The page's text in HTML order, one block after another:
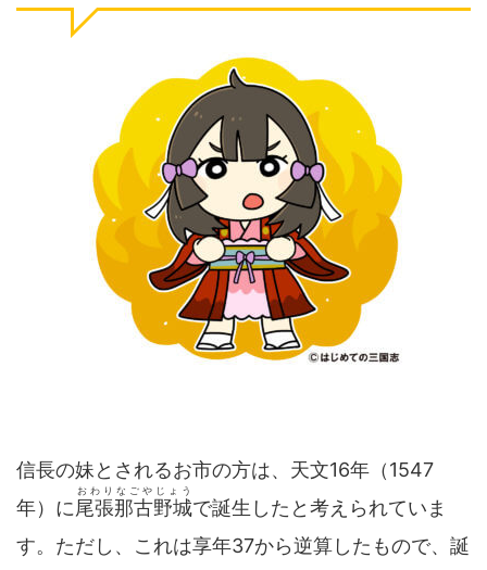
信長の妹とされるお市の方は、天文16年（1547
年）に尾張那古野城
おわりなごやじょう
で誕生したと考えられていま
す。ただし、これは享年37から逆算したもので、誕